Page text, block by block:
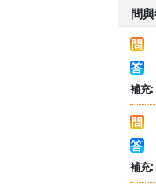
問
補充:
補充: